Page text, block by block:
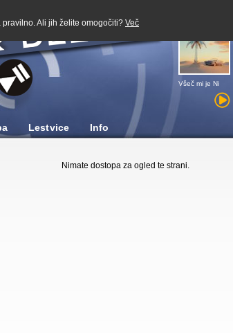
Ali jih želite omogočiti? Več
Všeč mi je Ni
Lestvice Info
Nimate dostopa za ogled te strani.